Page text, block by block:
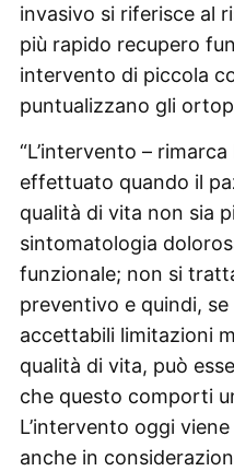
invasivo si riferisce al
più rapido recupero
intervento di piccola
puntualizzano gli
“L’intervento –
effettuato quando il
qualità di vita non sia
sintomatologia
funzionale; non si
preventivo e quindi,
accettabili limitazioni
qualità di vita, può
che questo comporti
L’intervento oggi
anche in